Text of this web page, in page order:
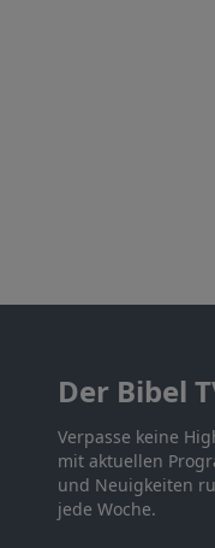
Der Bibel
Verpasse keine
mit aktuellen
und Neuigkeiten
jede Woche.